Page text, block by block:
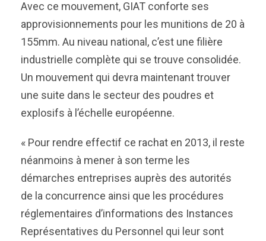
Avec ce mouvement, GIAT conforte ses
approvisionnements pour les munitions de 20 à
155mm. Au niveau national, c’est une filière
industrielle complète qui se trouve consolidée.
Un mouvement qui devra maintenant trouver
une suite dans le secteur des poudres et
explosifs à l’échelle européenne.
« Pour rendre effectif ce rachat en 2013, il reste
néanmoins à mener à son terme les
démarches entreprises auprès des autorités
de la concurrence ainsi que les procédures
réglementaires d’informations des Instances
Représentatives du Personnel qui leur sont